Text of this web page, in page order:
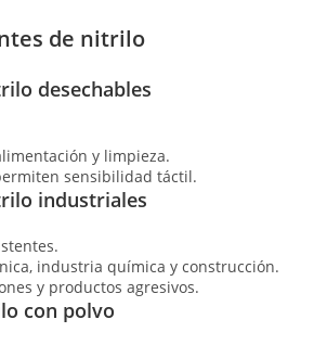
de nitrilo
desechables
y limpieza.
sensibilidad táctil.
industriales
industria química y construcción.
y productos agresivos.
con polvo